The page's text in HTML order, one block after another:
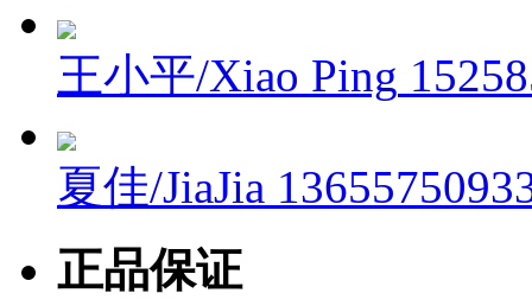
王小平/Xiao Ping
夏佳/JiaJia
正品保证